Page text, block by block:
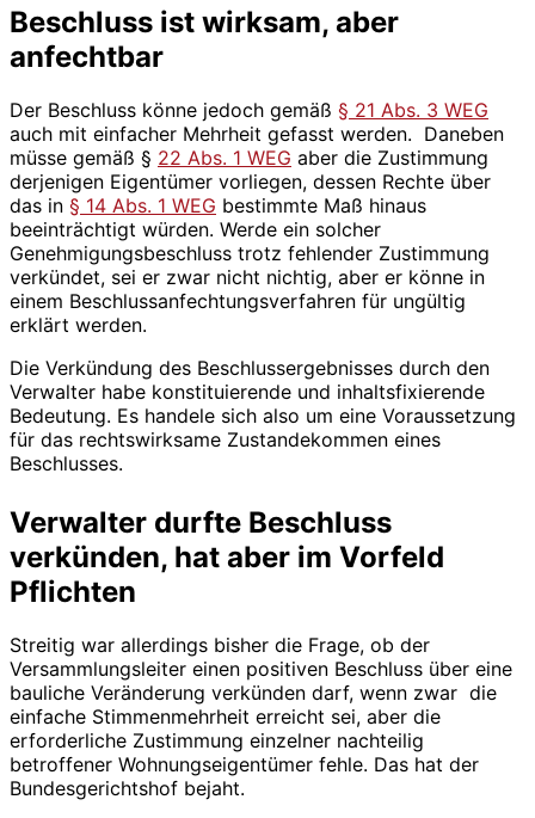
Beschluss ist wirksam, aber
anfechtbar
Der Beschluss könne jedoch gemäß § 21 Abs. 3 WEG
auch mit einfacher Mehrheit gefasst werden. Daneben
müsse gemäß § 22 Abs. 1 WEG aber die Zustimmung
derjenigen Eigentümer vorliegen, dessen Rechte über
das in § 14 Abs. 1 WEG bestimmte Maß hinaus
beeinträchtigt würden. Werde ein solcher
Genehmigungsbeschluss trotz fehlender Zustimmung
verkündet, sei er zwar nicht nichtig, aber er könne in
einem Beschlussanfechtungsverfahren für ungültig
erklärt werden.
Die Verkündung des Beschlussergebnisses durch den
Verwalter habe konstituierende und inhaltsfixierende
Bedeutung. Es handele sich also um eine Voraussetzung
für das rechtswirksame Zustandekommen eines
Beschlusses.
Verwalter durfte Beschluss
verkünden, hat aber im Vorfeld
Pflichten
Streitig war allerdings bisher die Frage, ob der
Versammlungsleiter einen positiven Beschluss über eine
bauliche Veränderung verkünden darf, wenn zwar die
einfache Stimmenmehrheit erreicht sei, aber die
erforderliche Zustimmung einzelner nachteilig
betroffener Wohnungseigentümer fehle. Das hat der
Bundesgerichtshof bejaht.